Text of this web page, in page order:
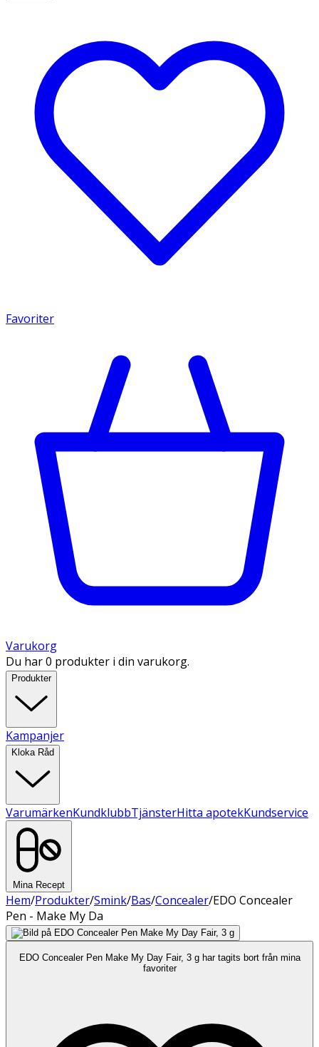
Favoriter
Varukorg
Du har 0 produkter i din varukorg.
Produkter
Kampanjer
Kloka Råd
VarumärkenKundklubbTjänsterHitta apotekKundservice
Mina Recept
Hem/Produkter/Smink/Bas/Concealer/EDO Concealer
Pen - Make My Da
EDO Concealer Pen Make My Day Fair, 3 g har tagits bort från mina
favoriter